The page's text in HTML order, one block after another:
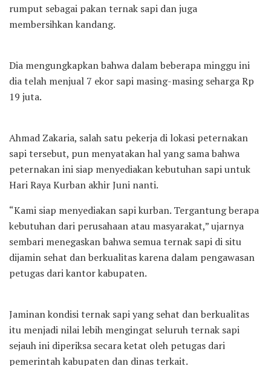
rumput sebagai pakan ternak sapi dan juga
membersihkan kandang.
Dia mengungkapkan bahwa dalam beberapa minggu ini
dia telah menjual 7 ekor sapi masing-masing seharga Rp
19 juta.
Ahmad Zakaria, salah satu pekerja di lokasi peternakan
sapi tersebut, pun menyatakan hal yang sama bahwa
peternakan ini siap menyediakan kebutuhan sapi untuk
Hari Raya Kurban akhir Juni nanti.
“Kami siap menyediakan sapi kurban. Tergantung berapa
kebutuhan dari perusahaan atau masyarakat,” ujarnya
sembari menegaskan bahwa semua ternak sapi di situ
dijamin sehat dan berkualitas karena dalam pengawasan
petugas dari kantor kabupaten.
Jaminan kondisi ternak sapi yang sehat dan berkualitas
itu menjadi nilai lebih mengingat seluruh ternak sapi
sejauh ini diperiksa secara ketat oleh petugas dari
pemerintah kabupaten dan dinas terkait.